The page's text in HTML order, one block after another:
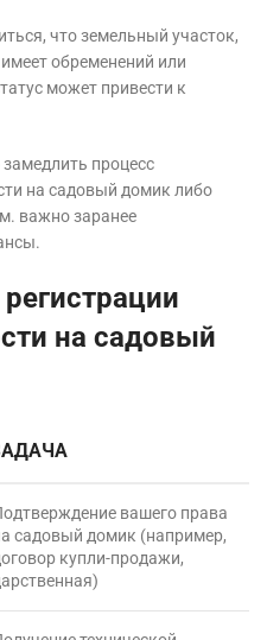
что земельный участок,
обременений или
может привести к
процесс
на садовый домик либо
важно заранее
на садовый
вашего права
садовый домик (например,
купли-продажи,